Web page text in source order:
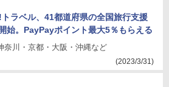
ラベル、41都道府県の全国旅行支援
始。PayPayポイント最大5％もらえる
奈川・京都・大阪・沖縄など
(2023/3/31)